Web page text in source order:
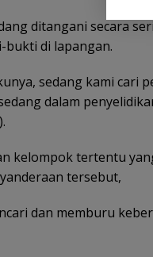
ditangani secara
di lapangan.
sedang kami cari
dalam
kelompok tertentu
tersebut,
dan memburu